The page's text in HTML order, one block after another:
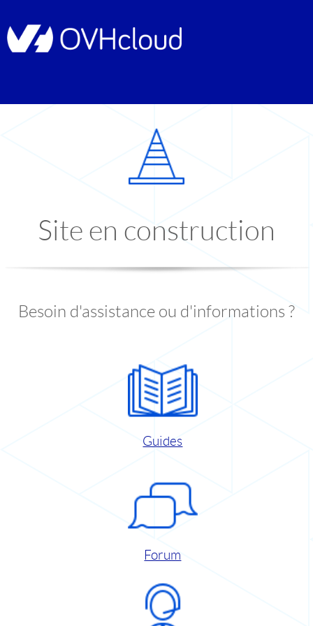
Site en construction
Besoin d'assistance ou d'informations ?
Guides
Forum